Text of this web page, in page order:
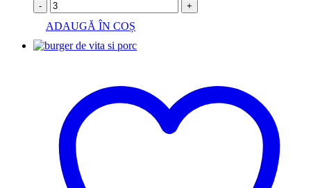
- +
ADAUGĂ ÎN COȘ